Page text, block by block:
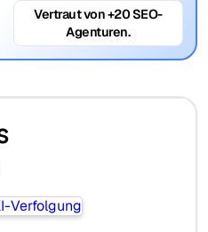
Vertraut von +20 SEO-
Agenturen.